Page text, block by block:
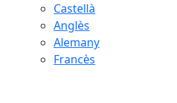
Castellà
Anglès
Alemany
Francès